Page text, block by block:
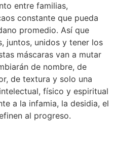
entre familias,
constante que pueda
promedio. Así que
juntos, unidos y tener los
máscaras van a mutar
de nombre, de
de textura y solo una
físico y espiritual
a la infamia, la desidia, el
al progreso.